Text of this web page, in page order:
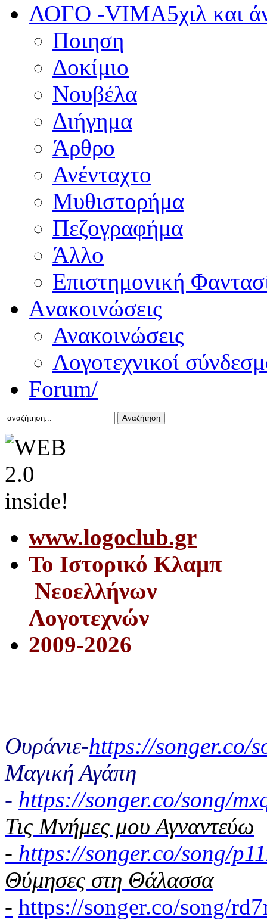
ΛΟΓΟ -VIMA5χιλ και
Ποιηση
Δοκίμιο
Νουβέλα
Διήγημα
Άρθρο
Ανένταχτο
Μυθιστορήμα
Πεζογραφήμα
Άλλο
Επιστημονική
Aνακοινώσεις
Ανακοινώσεις
Λογοτεχνικοί
Forum/
Αναζήτηση
www.logoclub.gr
Το Iστορικό Κλαμπ
Νεοελλήνων
Λογοτεχνών
2009-2026
Ουράνιε-https://songer.co/
Μαγική Αγάπη
- https://songer.co/song/
Τις Μνήμες μου Αγναντεύω
- https://songer.co/song/
Θύμησες στη Θάλασσα
- https://songer.co/song/